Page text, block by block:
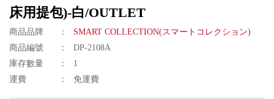
床用提包)-白/OUTLET
商品品牌
SMART COLLECTION(スマートコレクション)
商品編號
DP-2108A
庫存數量
1
運費
免運費